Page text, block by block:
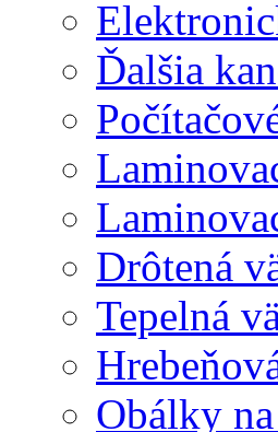
Ďalšia
Drôtená
Tepelná
Obálky